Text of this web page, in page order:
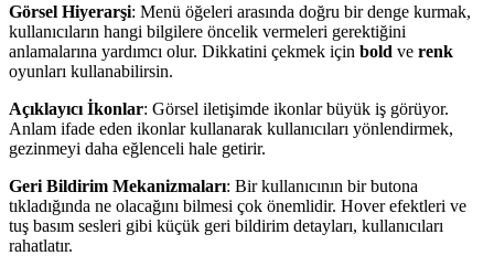
Görsel Hiyerarşi: Menü öğeleri arasında doğru bir denge kurmak,
kullanıcıların hangi bilgilere öncelik vermeleri gerektiğini
anlamalarına yardımcı olur. Dikkatini çekmek için bold ve renk
oyunları kullanabilirsin.
Açıklayıcı İkonlar: Görsel iletişimde ikonlar büyük iş görüyor.
Anlam ifade eden ikonlar kullanarak kullanıcıları yönlendirmek,
gezinmeyi daha eğlenceli hale getirir.
Geri Bildirim Mekanizmaları: Bir kullanıcının bir butona
tıkladığında ne olacağını bilmesi çok önemlidir. Hover efektleri ve
tuş basım sesleri gibi küçük geri bildirim detayları, kullanıcıları
rahatlatır.